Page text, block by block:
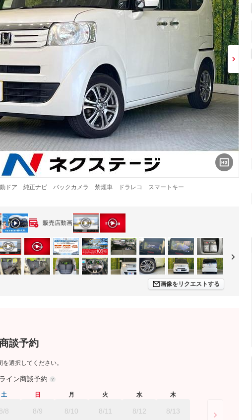
動ドア 純正ナビ バックカメラ 禁煙車 ドラレコ スマートキー
販売店動画
画像をリクエストする
談予約
選択してください。
イン商談予約
土
8/8
日
8/9
月
8/10
火
8/11
水
8/12
木
8/13